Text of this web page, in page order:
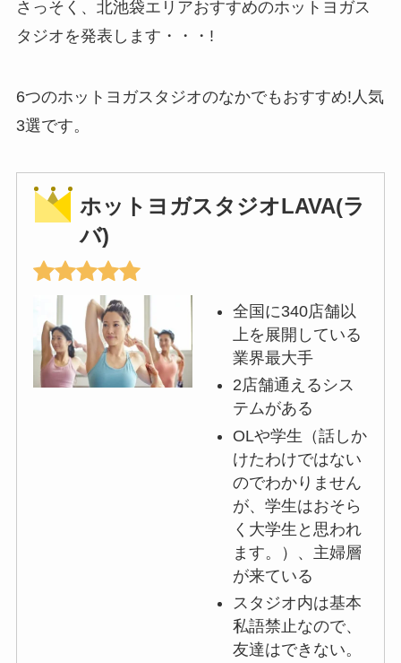
さっそく、北池袋エリアおすすめのホットヨガス
タジオを発表します・・・!
6つのホットヨガスタジオのなかでもおすすめ!人気
3選です。
ホットヨガスタジオLAVA(ラ
バ)
全国に340店舗以
上を展開している
業界最大手
2店舗通えるシス
テムがある
OLや学生（話しか
けたわけではない
のでわかりません
が、学生はおそら
く大学生と思われ
ます。）、主婦層
が来ている
スタジオ内は基本
私語禁止なので、
友達はできない。